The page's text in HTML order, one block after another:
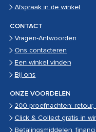
Afspraak in de winkel
CONTACT
Vragen-Antwoorden
Ons contacteren
Een winkel vinden
Bij ons
ONZE VOORDELEN
200 proefnachten:
Click & Collect gratis in
Betalingsmiddelen,